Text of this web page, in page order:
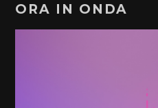
ORA IN ONDA